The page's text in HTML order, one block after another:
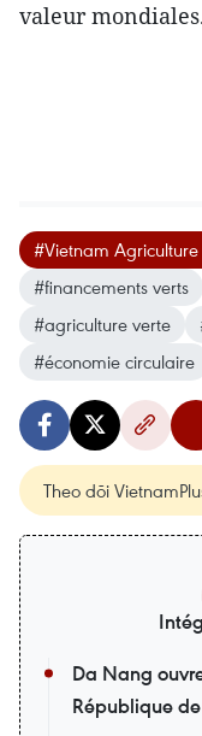
valeur
#Vietnam
#financements verts
#agriculture verte
#économie circulaire
Theo dõi
Da Nang
République